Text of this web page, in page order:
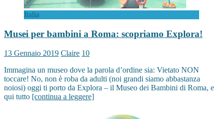
Italia
Musei per bambini a Roma: scopriamo Explora!
13 Gennaio 2019 Claire 10
Immagina un museo dove la parola d’ordine sia: Vietato NON
toccare! No, non è roba da adulti (noi grandi siamo abbastanza
noiosi) oggi ti porto da Explora – il Museo dei Bambini di Roma, e
qui tutto [continua a leggere]